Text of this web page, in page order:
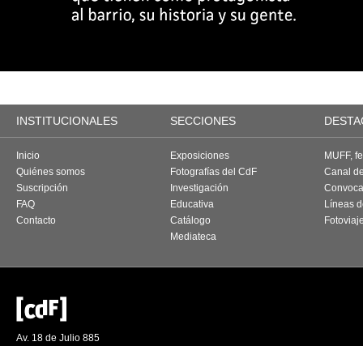
INSTITUCIONALES SECCIONES
Inicio
Quiénes somos
Suscripción
FAQ
Contacto
Exposiciones
Fotografías del CdF
Investigación
Educativa
Catálogo
Mediateca
MUFF,
Canal
Líneas
Av. 18 de Julio 885